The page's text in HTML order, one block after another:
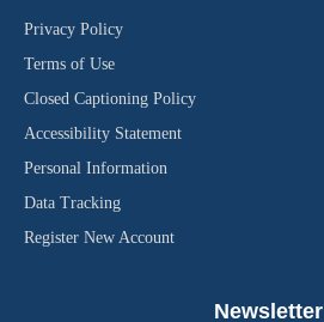
Privacy Policy
Terms of Use
Closed Captioning Policy
Accessibility Statement
Personal Information
Data Tracking
Register New Account
Newsletter